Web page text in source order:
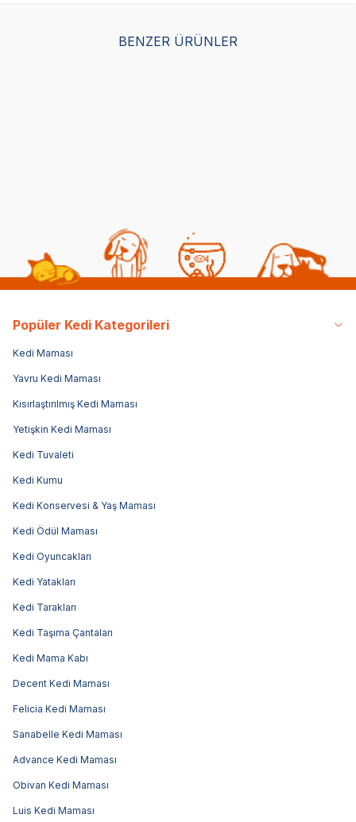
BENZER ÜRÜNLER
Popüler Kedi Kategorileri
Kedi Maması
Yavru Kedi Maması
Kısırlaştırılmış Kedi Maması
Yetişkin Kedi Maması
Kedi Tuvaleti
Kedi Kumu
Kedi Konservesi & Yaş Maması
Kedi Ödül Maması
Kedi Oyuncakları
Kedi Yatakları
Kedi Tarakları
Kedi Taşıma Çantaları
Kedi Mama Kabı
Decent Kedi Maması
Felicia Kedi Maması
Sanabelle Kedi Maması
Advance Kedi Maması
Obivan Kedi Maması
Luis Kedi Maması